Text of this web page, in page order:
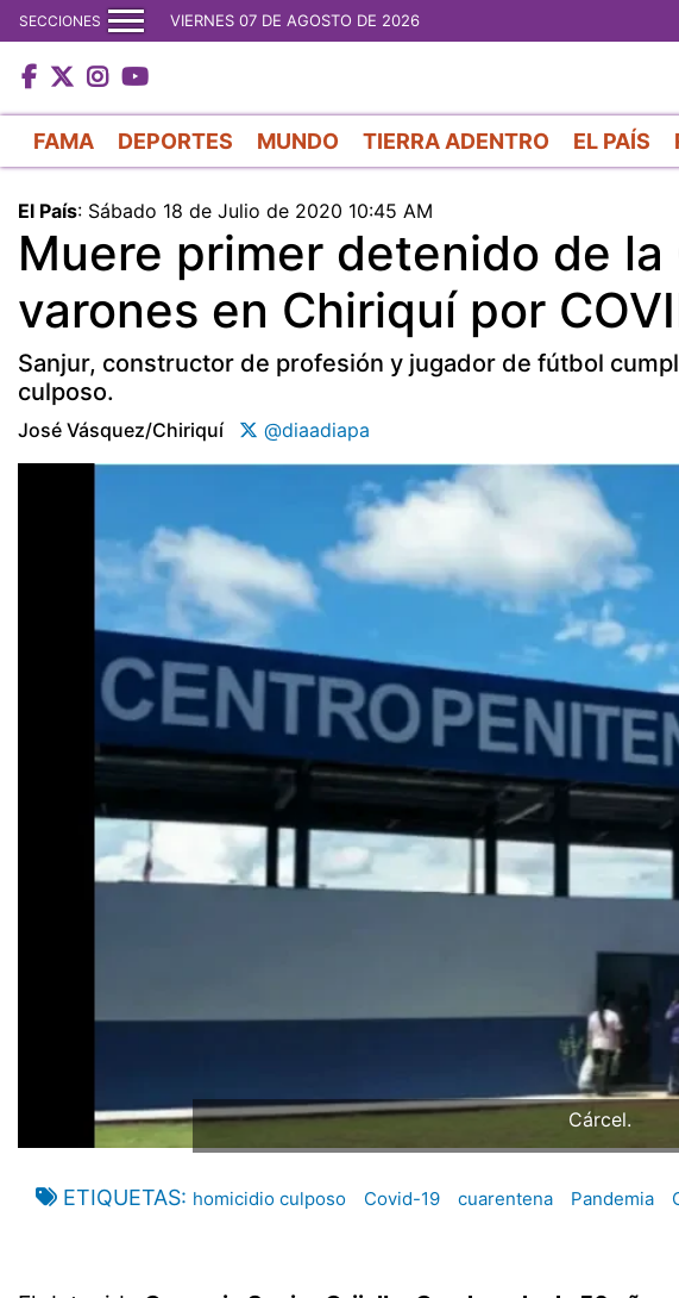
SECCIONES VIERNES 07 DE AGOSTO DE 2026
FAMA DEPORTES MUNDO TIERRA ADENTRO EL PAÍS
El País: Sábado 18 de Julio de 2020 10:45 AM
Muere primer detenido de
varones en Chiriquí por
Sanjur, constructor de profesión y jugador de fútbol
culposo.
José Vásquez/chiriquí @diaadiapa
Cárcel.
ETIQUETAS homicidio culposo Covid-19 cuarentena Pandemia